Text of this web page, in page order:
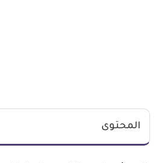
المحتوى